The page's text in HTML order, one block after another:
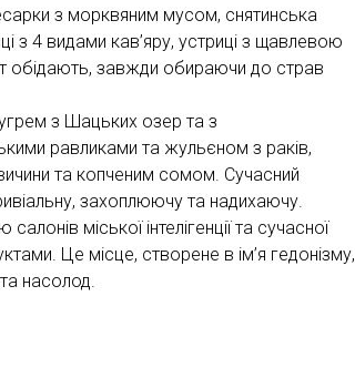
з морквяним мусом, снятинська
з 4 видами кав’яру, устриці з щавлевою
обідають, завжди обираючи до страв
з Шацьких озер та з
равликами та жульєном з раків,
та копченим сомом. Сучасний
захоплюючу та надихаючу.
міської інтелігенції та сучасної
Це місце, створене в ім’я гедонізму,
насолод.